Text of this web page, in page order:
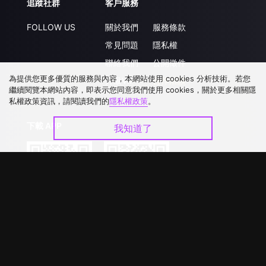
追蹤社群
FOLLOW US
客戶服務
關於我們
常見問題
聯絡我們
升級VIP
服務條款
隱私權
公開徵件
合作洽談
為提供您更多優質的服務與內容，本網站使用 cookies 分析技術。若您
繼續閱覽本網站內容，即表示您同意我們使用 cookies，關於更多相關隱
私權政策資訊，請閱讀我們的隱私權政策。
我知道了